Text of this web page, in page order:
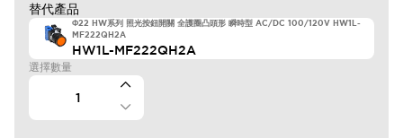
替代產品
Φ22 HW系列 照光按鈕開關 全護圈凸頭形 瞬時型 AC/DC 100/120V HW1L-
MF222QH2A
HW1L-MF222QH2A
選擇數量